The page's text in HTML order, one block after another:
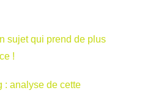
sujet qui prend de plus
!
: analyse de cette